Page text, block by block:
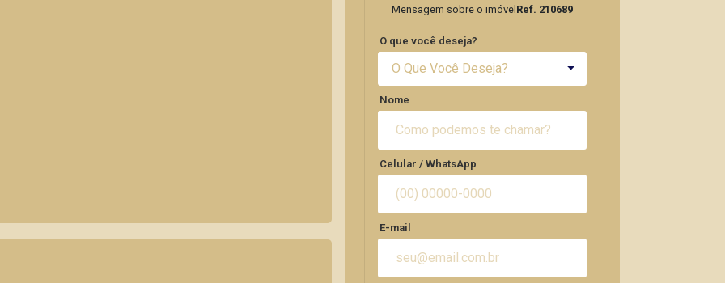
Mensagem sobre o imóvel Ref. 210689
O que você deseja?
O Que Você Deseja?
Nome
Celular / WhatsApp
E-mail